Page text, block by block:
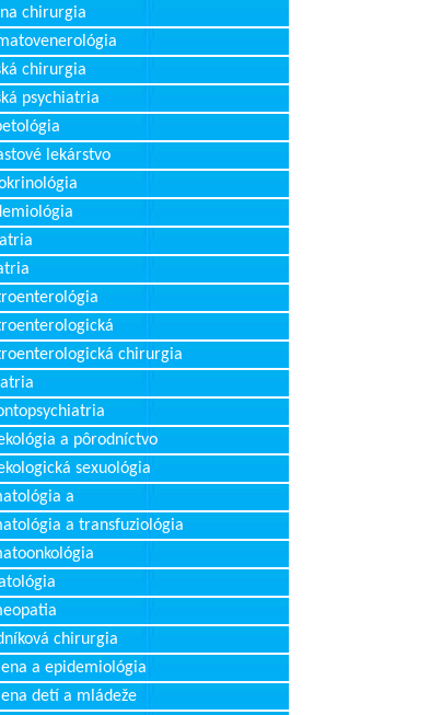
chirurgia
chirurgia
psychiatria
lekárstvo
chirurgia
a pôrodníctvo
sexuológia
a
a transfuziológia
chirurgia
a epidemiológia
detí a mládeže